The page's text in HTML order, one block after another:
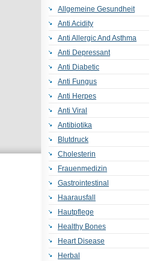
Allgemeine Gesundheit
Anti Acidity
Anti Allergic And Asthma
Anti Depressant
Anti Diabetic
Anti Fungus
Anti Herpes
Anti Viral
Antibiotika
Blutdruck
Cholesterin
Frauenmedizin
Gastrointestinal
Haarausfall
Hautpflege
Healthy Bones
Heart Disease
Herbal